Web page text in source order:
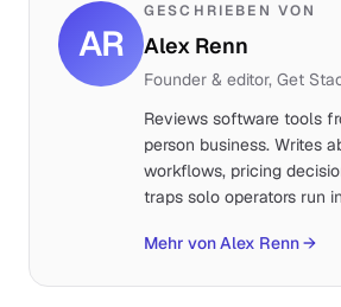
AR
GESCHRIEBEN VON
Alex Renn
Founder & editor, Get
Reviews software tools
person business. Writes
workflows, pricing
traps solo operators run
Mehr von Alex Renn→